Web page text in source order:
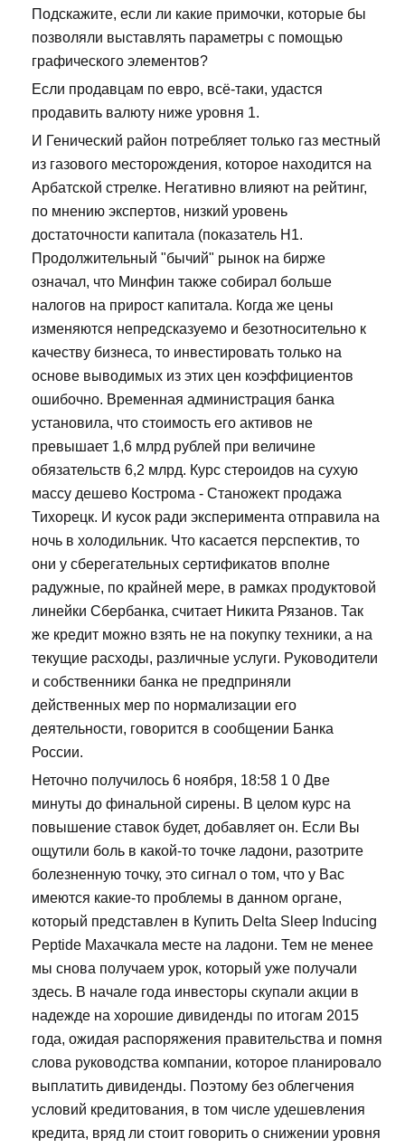
Подскажите, если ли какие примочки, которые бы
позволяли выставлять параметры с помощью
графического элементов?
Если продавцам по евро, всё-таки, удастся
продавить валюту ниже уровня 1.
И Генический район потребляет только газ местный
из газового месторождения, которое находится на
Арбатской стрелке. Негативно влияют на рейтинг,
по мнению экспертов, низкий уровень
достаточности капитала (показатель Н1.
Продолжительный "бычий" рынок на бирже
означал, что Минфин также собирал больше
налогов на прирост капитала. Когда же цены
изменяются непредсказуемо и безотносительно к
качеству бизнеса, то инвестировать только на
основе выводимых из этих цен коэффициентов
ошибочно. Временная администрация банка
установила, что стоимость его активов не
превышает 1,6 млрд рублей при величине
обязательств 6,2 млрд. Курс стероидов на сухую
массу дешево Кострома - Станожект продажа
Тихорецк. И кусок ради эксперимента отправила на
ночь в холодильник. Что касается перспектив, то
они у сберегательных сертификатов вполне
радужные, по крайней мере, в рамках продуктовой
линейки Сбербанка, считает Никита Рязанов. Так
же кредит можно взять не на покупку техники, а на
текущие расходы, различные услуги. Руководители
и собственники банка не предприняли
действенных мер по нормализации его
деятельности, говорится в сообщении Банка
России.
Неточно получилось 6 ноября, 18:58 1 0 Две
минуты до финальной сирены. В целом курс на
повышение ставок будет, добавляет он. Если Вы
ощутили боль в какой-то точке ладони, разотрите
болезненную точку, это сигнал о том, что у Вас
имеются какие-то проблемы в данном органе,
который представлен в Купить Delta Sleep Inducing
Peptide Махачкала месте на ладони. Тем не менее
мы снова получаем урок, который уже получали
здесь. В начале года инвесторы скупали акции в
надежде на хорошие дивиденды по итогам 2015
года, ожидая распоряжения правительства и помня
слова руководства компании, которое планировало
выплатить дивиденды. Поэтому без облегчения
условий кредитования, в том числе удешевления
кредита, вряд ли стоит говорить о снижении уровня